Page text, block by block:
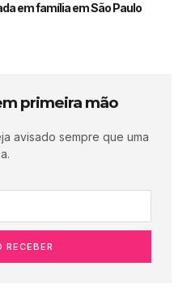
em família em São Paulo
primeira mão
avisado sempre que uma
RECEBER